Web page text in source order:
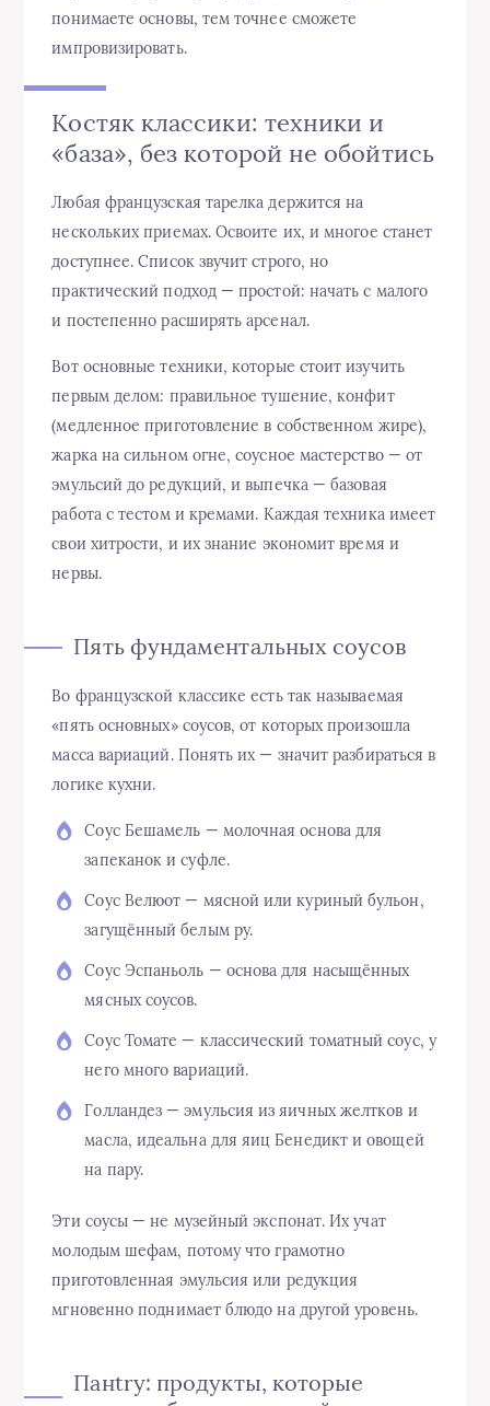
понимаете основы, тем точнее сможете
импровизировать.
Костяк классики: техники и
«база», без которой не обойтись
Любая французская тарелка держится на
нескольких приемах. Освоите их, и многое станет
доступнее. Список звучит строго, но
практический подход — простой: начать с малого
и постепенно расширять арсенал.
Вот основные техники, которые стоит изучить
первым делом: правильное тушение, конфит
(медленное приготовление в собственном жире),
жарка на сильном огне, соусное мастерство — от
эмульсий до редукций, и выпечка — базовая
работа с тестом и кремами. Каждая техника имеет
свои хитрости, и их знание экономит время и
нервы.
Пять фундаментальных соусов
Во французской классике есть так называемая
«пять основных» соусов, от которых произошла
масса вариаций. Понять их — значит разбираться в
логике кухни.
Соус Бешамель — молочная основа для
запеканок и суфле.
Соус Велюот — мясной или куриный бульон,
загущённый белым ру.
Соус Эспаньоль — основа для насыщённых
мясных соусов.
Соус Томате — классический томатный соус, у
него много вариаций.
Голландез — эмульсия из яичных желтков и
масла, идеальна для яиц Бенедикт и овощей
на пару.
Эти соусы — не музейный экспонат. Их учат
молодым шефам, потому что грамотно
приготовленная эмульсия или редукция
мгновенно поднимает блюдо на другой уровень.
Панtry: продукты, которые